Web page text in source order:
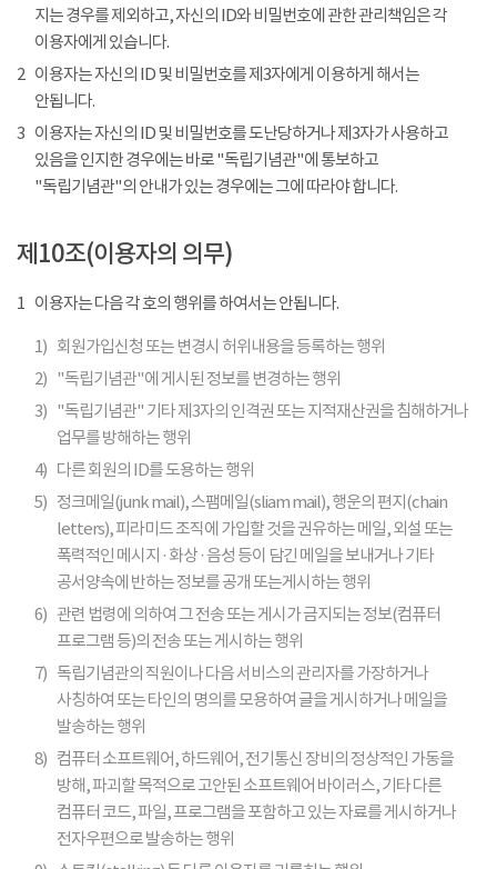
지는 경우를 제외하고, 자신의 ID와 비밀번호에 관한 관리책임은 각
이용자에게 있습니다.
2 이용자는 자신의 ID 및 비밀번호를 제3자에게 이용하게 해서는
안됩니다.
3 이용자는 자신의 ID 및 비밀번호를 도난당하거나 제3자가 사용하고
있음을 인지한 경우에는 바로 "독립기념관"에 통보하고
"독립기념관"의 안내가 있는 경우에는 그에 따라야 합니다.
제10조(이용자의 의무)
1 이용자는 다음 각 호의 행위를 하여서는 안됩니다.
1) 회원가입신청 또는 변경시 허위내용을 등록하는 행위
2) "독립기념관"에 게시된 정보를 변경하는 행위
3) "독립기념관" 기타 제3자의 인격권 또는 지적재산권을 침해하거나
업무를 방해하는 행위
4) 다른 회원의 ID를 도용하는 행위
5) 정크메일(junk mail), 스팸메일(sliam mail), 행운의 편지(chain
letters), 피라미드 조직에 가입할 것을 권유하는 메일, 외설 또는
폭력적인 메시지 · 화상 · 음성 등이 담긴 메일을 보내거나 기타
공서양속에 반하는 정보를 공개 또는게시하는 행위
6) 관련 법령에 의하여 그 전송 또는 게시가 금지되는 정보(컴퓨터
프로그램 등)의 전송 또는 게시하는 행위
7) 독립기념관의 직원이나 다음 서비스의 관리자를 가장하거나
사칭하여 또는 타인의 명의를 모용하여 글을 게시하거나 메일을
발송하는 행위
8) 컴퓨터 소프트웨어, 하드웨어, 전기통신 장비의 정상적인 가동을
방해, 파괴할 목적으로 고안된 소프트웨어 바이러스, 기타 다른
컴퓨터 코드, 파일, 프로그램을 포함하고 있는 자료를 게시하거나
전자우편으로 발송하는 행위